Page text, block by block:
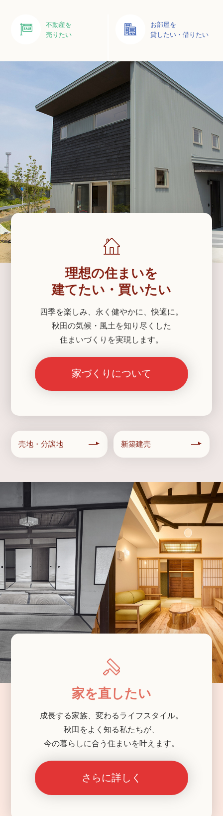
不動産を
売りたい
お部屋を
貸したい・借りたい
理想の住まいを
建てたい・買いたい
四季を楽しみ、永く健やかに、快適に。
秋田の気候・風土を知り尽くした
住まいづくりを実現します。
家づくりについて
売地・分譲地 新築建売
家を直したい
成長する家族、変わるライフスタイル。
秋田をよく知る私たちが、
今の暮らしに合う住まいを叶えます。
さらに詳しく